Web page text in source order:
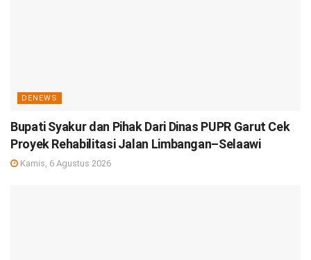
DENEWS
Bupati Syakur dan Pihak Dari Dinas PUPR Garut Cek
Proyek Rehabilitasi Jalan Limbangan–Selaawi
Kamis, 6 Agustus 2026